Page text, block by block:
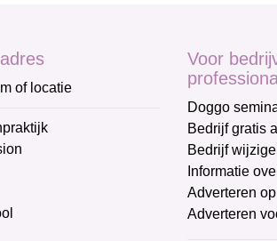
of locatie
Voor
Doggo
Bedrijf gratis
Bedrijf
Informatie
Adverteren
Adverteren